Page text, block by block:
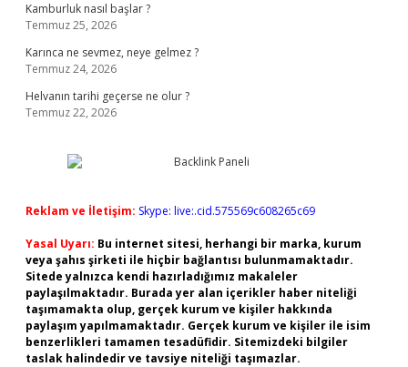
Kamburluk nasıl başlar ?
Temmuz 25, 2026
Karınca ne sevmez, neye gelmez ?
Temmuz 24, 2026
Helvanın tarihi geçerse ne olur ?
Temmuz 22, 2026
Reklam ve İletişim: Skype: live:.cid.575569c608265c69
Yasal Uyarı: Bu internet sitesi, herhangi bir marka, kurum
veya şahıs şirketi ile hiçbir bağlantısı bulunmamaktadır.
Sitede yalnızca kendi hazırladığımız makaleler
paylaşılmaktadır. Burada yer alan içerikler haber niteliği
taşımamakta olup, gerçek kurum ve kişiler hakkında
paylaşım yapılmamaktadır. Gerçek kurum ve kişiler ile isim
benzerlikleri tamamen tesadüfidir. Sitemizdeki bilgiler
taslak halindedir ve tavsiye niteliği taşımazlar.